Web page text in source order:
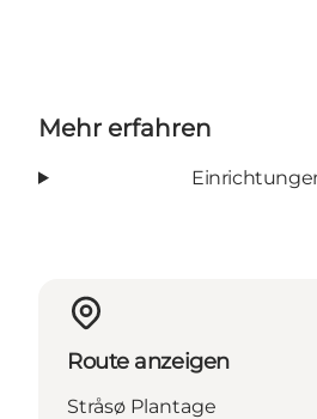
Mehr erfahren
Route anzeigen
Stråsø Plantage